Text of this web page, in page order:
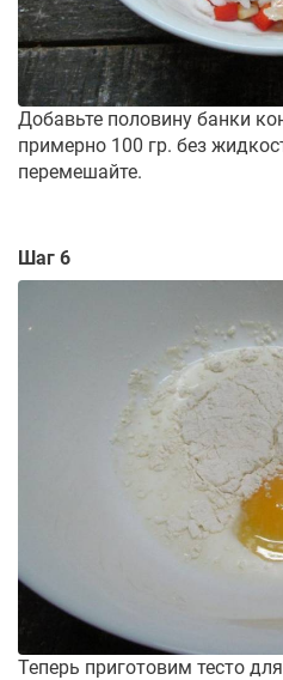
Добавьте половину банки
примерно 100 гр. без
перемешайте.
Шаг 6
Теперь приготовим тесто